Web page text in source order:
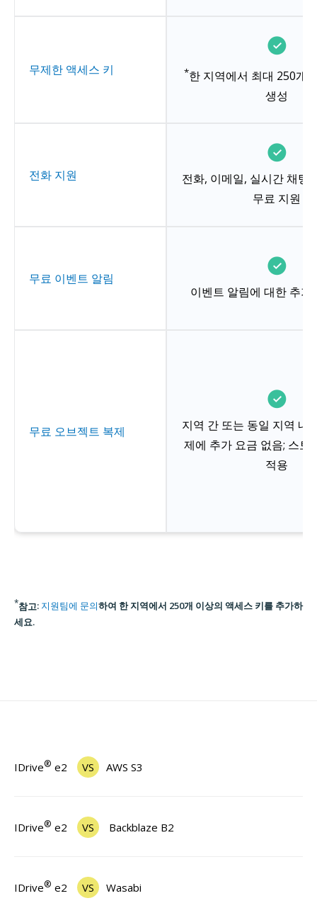
무제한 액세스 키 *한 지역에서 최대 250개
생성
전화 지원
전화, 이메일, 실시간 채팅
무료 지원
무료 이벤트 알림
이벤트 알림에 대한 추가
무료 오브젝트 복제
지역 간 또는 동일 지역 내
제에 추가 요금 없음; 스토
적용
*참고: 지원팀에 문의하여 한 지역에서 250개 이상의 액세스 키를 추가하
세요.
IDrive® e2 VS AWS S3
IDrive® e2 VS Backblaze B2
IDrive® e2 VS Wasabi